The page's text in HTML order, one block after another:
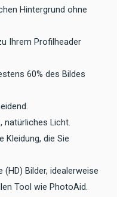
Hintergrund ohne
Ihrem Profilheader
60% des Bildes
natürliches Licht.
Kleidung, die Sie
Bilder, idealerweise
Tool wie PhotoAid.